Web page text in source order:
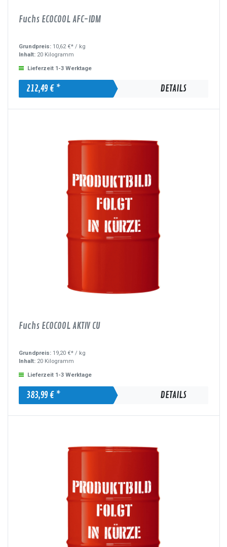
Fuchs ECOCOOL AFC-IDM
Grundpreis: 10,62 €* / kg
Inhalt: 20 Kilogramm
Lieferzeit 1-3 Werktage
212,49 € * DETAILS
Fuchs ECOCOOL AKTIV CU
Grundpreis: 19,20 €* / kg
Inhalt: 20 Kilogramm
Lieferzeit 1-3 Werktage
383,99 € * DETAILS